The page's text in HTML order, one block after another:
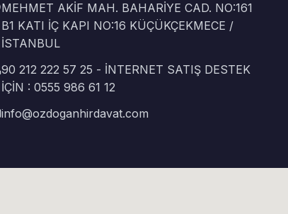
MEHMET AKİF MAH. BAHARİYE CAD. NO:161
B1 KATI İÇ KAPI NO:16 KÜÇÜKÇEKMECE /
İSTANBUL
90 212 222 57 25 - İNTERNET SATIŞ DESTEK
İÇİN : 0555 986 61 12
info@ozdoganhirdavat.com